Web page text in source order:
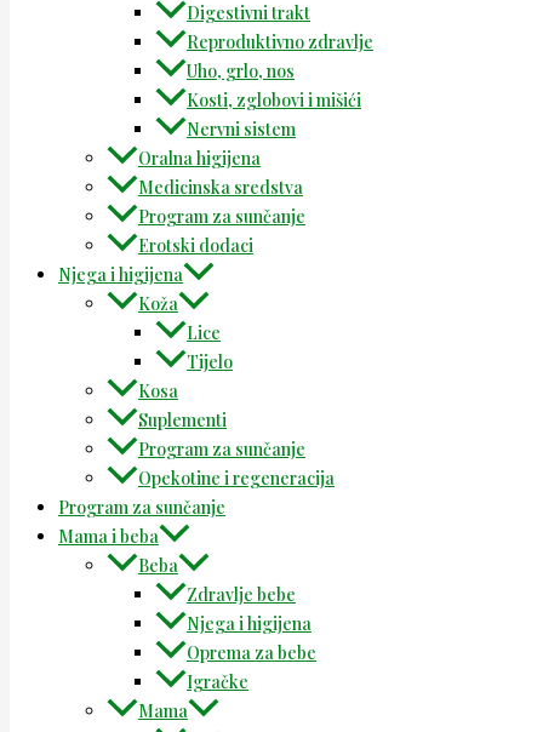
Digestivni trakt
Reproduktivno zdravlje
Uho, grlo, nos
Kosti, zglobovi i mišići
Nervni sistem
Oralna higijena
Medicinska sredstva
Program za sunčanje
Erotski dodaci
Njega i higijena
Koža
Lice
Tijelo
Kosa
Suplementi
Program za sunčanje
Opekotine i regeneracija
Program za sunčanje
Mama i beba
Beba
Zdravlje bebe
Njega i higijena
Oprema za bebe
Igračke
Mama